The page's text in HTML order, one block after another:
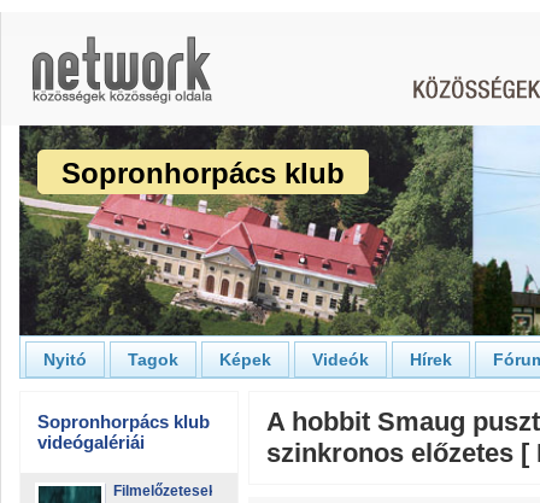
Sopronhorpács klub
Nyitó Tagok Képek Videók Hírek
Sopronhorpács klub
videógalériái
Filmelőzetesek
A hobbit Smaug
szinkronos előzetes [